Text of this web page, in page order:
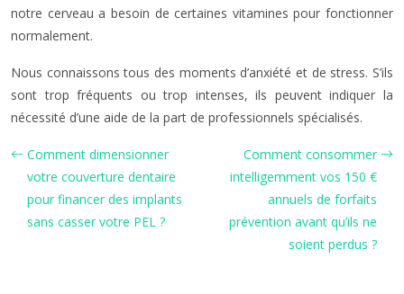
notre cerveau a besoin de certaines vitamines pour fonctionner
normalement.
Nous connaissons tous des moments d’anxiété et de stress. S’ils
sont trop fréquents ou trop intenses, ils peuvent indiquer la
nécessité d’une aide de la part de professionnels spécialisés.
Comment dimensionner
votre couverture dentaire
pour financer des implants
sans casser votre PEL ?
Comment consommer
intelligemment vos 150 €
annuels de forfaits
prévention avant qu’ils ne
soient perdus ?